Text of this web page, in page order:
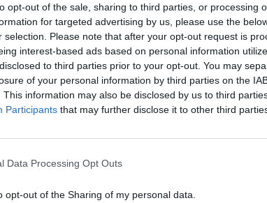
opt-out of the sale, sharing to third parties, or processing
for targeted advertising by us, please use the
selection. Please note that after your opt-out request is
interest-based ads based on personal information
to third parties prior to your opt-out. You may
of your personal information by third parties on the
This information may also be disclosed by us to third
Participants that may further disclose it to other third
Data Processing Opt Outs
opt-out of the Sharing of my personal data.
Βίου Μάθησης και Θρησκευμάτων ανακοινώθηκε η
των πανελληνίων εξετάσεων του έτους 2011 για
και η περίοδος των ενδοσχολικών εξετάσεων ΓΕΛ